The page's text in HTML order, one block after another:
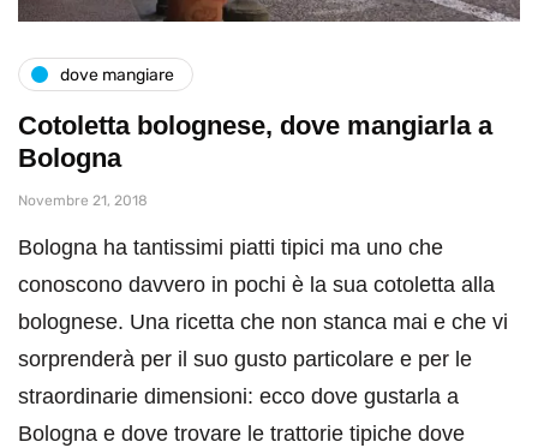
dove mangiare
Cotoletta bolognese, dove mangiarla a
Bologna
Novembre 21, 2018
Bologna ha tantissimi piatti tipici ma uno che
conoscono davvero in pochi è la sua cotoletta alla
bolognese. Una ricetta che non stanca mai e che vi
sorprenderà per il suo gusto particolare e per le
straordinarie dimensioni: ecco dove gustarla a
Bologna e dove trovare le trattorie tipiche dove